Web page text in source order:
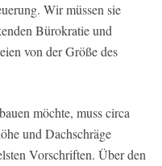
Wir müssen sie
Bürokratie und
von der Größe des
möchte, muss circa
und Dachschräge
Vorschriften. Über den